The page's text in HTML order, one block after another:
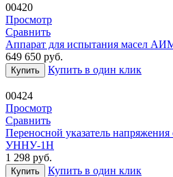
00420
Просмотр
Сравнить
Аппарат для испытания масел
649 650 руб.
Купить Купить в один клик
00424
Просмотр
Сравнить
Переносной указатель напряжения
УННУ-1Н
1 298 руб.
Купить Купить в один клик